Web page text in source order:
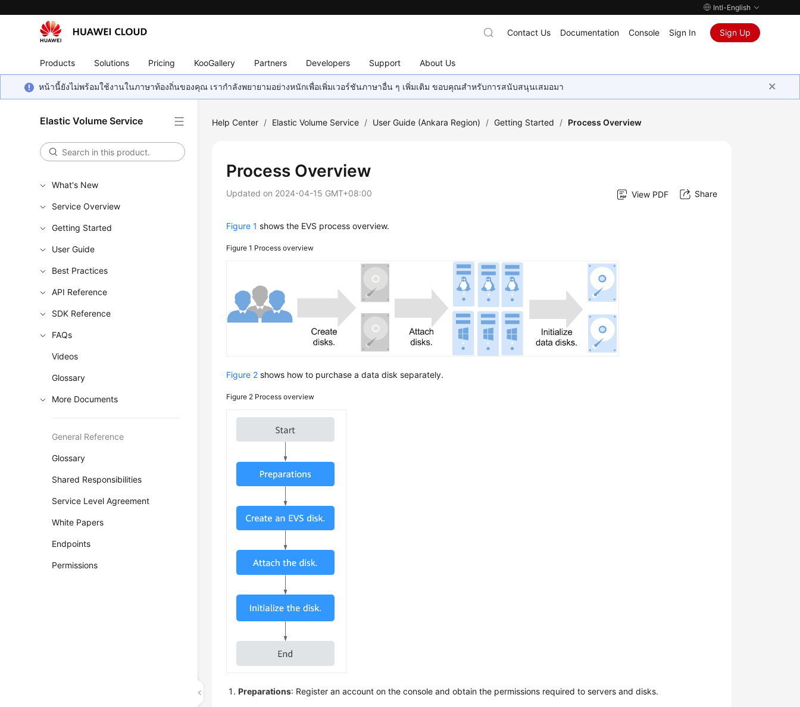
Intl-English
Products Solutions Pricing KooGallery Partners Developers Support About Us
Contact Us Documentation Console Sign In Sign Up
หน้านี้ยังไม่พร้อมใช้งานในภาษาท้องถิ่นของคุณ เรากำลังพยายามอย่างหนักเพื่อเพิ่มเวอร์ชันภาษาอื่น ๆ เพิ่มเติม ขอบคุณสำหรับการสนับสนุนเสมอมา
Elastic Volume Service
What's New
Service Overview
Getting Started
User Guide
Best Practices
API Reference
SDK Reference
FAQs
Videos
Glossary
More Documents
General Reference
Glossary
Shared Responsibilities
Service Level Agreement
White Papers
Endpoints
Permissions
Help Center / Elastic Volume Service / User Guide (Ankara Region) / Getting Started / Process Overview
Process Overview
Updated on 2024-04-15 GMT+08:00 View PDF Share
Figure 1 shows the EVS process overview.
Figure 1 Process overview
Figure 2 shows how to purchase a data disk separately.
Figure 2 Process overview
Preparations: Register an account on the console and obtain the permissions required to servers and disks.